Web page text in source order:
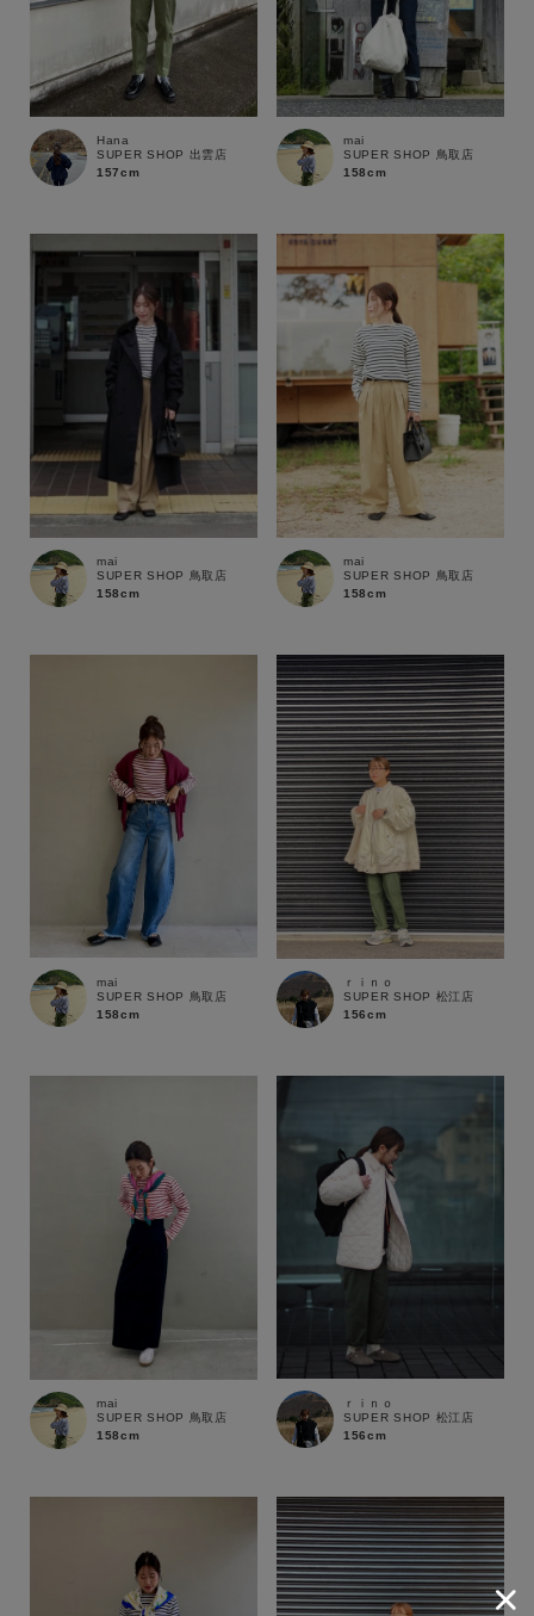
性別
LADIES KIDS
カテゴリ
サイズ
ブランド
Hana
SUPER SHOP 出雲店
157cm
mai
SUPER SHOP 鳥取店
158cm
mai
SUPER SHOP 鳥取店
158cm
mai
SUPER SHOP 鳥取店
158cm
mai
SUPER SHOP 鳥取店
158cm
ｒｉｎｏ
SUPER SHOP 松江店
156cm
mai
SUPER SHOP 鳥取店
158cm
ｒｉｎｏ
SUPER SHOP 松江店
156cm